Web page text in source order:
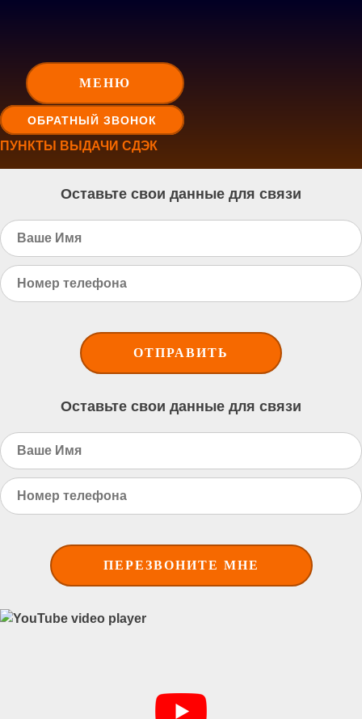
МЕНЮ
ОБРАТНЫЙ ЗВОНОК
ПУНКТЫ ВЫДАЧИ СДЭК
Оставьте свои данные для связи
Оставьте свои данные для связи